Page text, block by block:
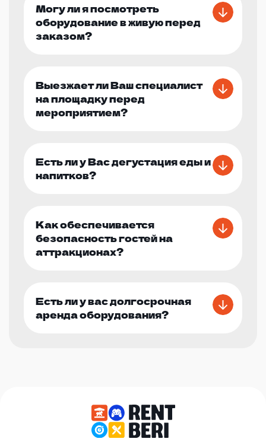
Могу ли я посмотреть
оборудование в живую перед
заказом?
Выезжает ли Ваш специалист
на площадку перед
мероприятием?
Есть ли у Вас дегустация еды и
напитков?
Как обеспечивается
безопасность гостей на
аттракционах?
Есть ли у вас долгосрочная
аренда оборудования?